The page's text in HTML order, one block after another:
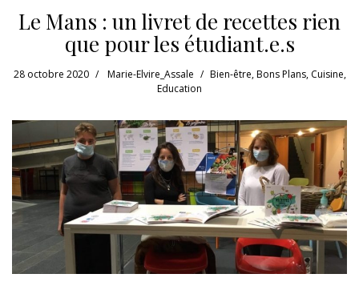
Le Mans : un livret de recettes rien
que pour les étudiant.e.s
28 octobre 2020 Marie-Elvire_Assale Bien-être,Bons Plans, Cuisine,
Education